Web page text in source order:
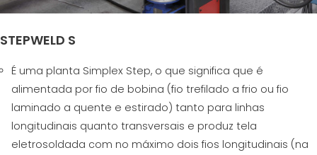
STEPWELD S
É uma planta Simplex Step, o que significa que é
alimentada por fio de bobina (fio trefilado a frio ou fio
laminado a quente e estirado) tanto para linhas
longitudinais quanto transversais e produz tela
eletrosoldada com no máximo dois fios longitudinais (na